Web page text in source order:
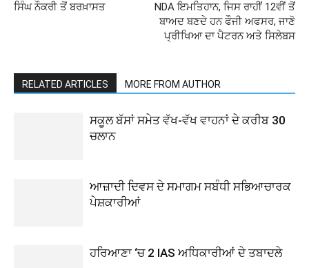
ਸਿੰਘ ਨੌਕਰੀ ਤੋਂ ਬਰਖ਼ਾਸਤ
NDA ਇਮਤਿਹਾਨ, ਜਿਸ ਰਾਹੀਂ 12ਵੀਂ ਤੋਂ
ਬਾਅਦ ਬਣਦੇ ਹਨ ਫੌਜੀ ਅਫਸਰ, ਜਾਣੋ
ਪ੍ਰੀਖਿਆ ਦਾ ਪੈਟਰਨ ਅਤੇ ਸਿਲੇਬਸ
RELATED ARTICLES MORE FROM AUTHOR
ਸਕੂਲ ਬੱਸਾਂ ਸਮੇਤ ਵੱਖ-ਵੱਖ ਵਾਹਨਾਂ ਦੇ ਕਰੀਬ 30
ਚਲਾਨ
ਆਜ਼ਾਦੀ ਦਿਵਸ ਦੇ ਸਮਾਗਮ ਸਬੰਧੀ ਸਭਿਆਚਾਰਕ
ਪੇਸ਼ਕਾਰੀਆਂ
ਹਰਿਆਣਾ ‘ਚ 2 IAS ਅਧਿਕਾਰੀਆਂ ਦੇ ਤਬਾਦਲੇ